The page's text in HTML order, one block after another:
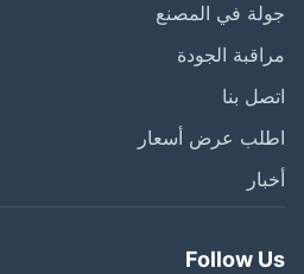
في المصنع
الجودة
بنا
عرض أسعار
Follow